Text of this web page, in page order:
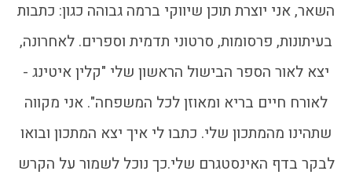
השאר, אני יוצרת תוכן שיווקי ברמה גבוהה כגון: כתבות
בעיתונות, פרסומות, סרטוני תדמית וספרים. לאחרונה,
יצא לאור הספר הבישול הראשון שלי "קלין איטינג -
לאורח חיים בריא ומאוזן לכל המשפחה". אני מקווה
שתהינו מהמתכון שלי. כתבו לי איך יצא המתכון ובואו
לבקר בדף האינסטגרם שלי.כך נוכל לשמור על הקרש